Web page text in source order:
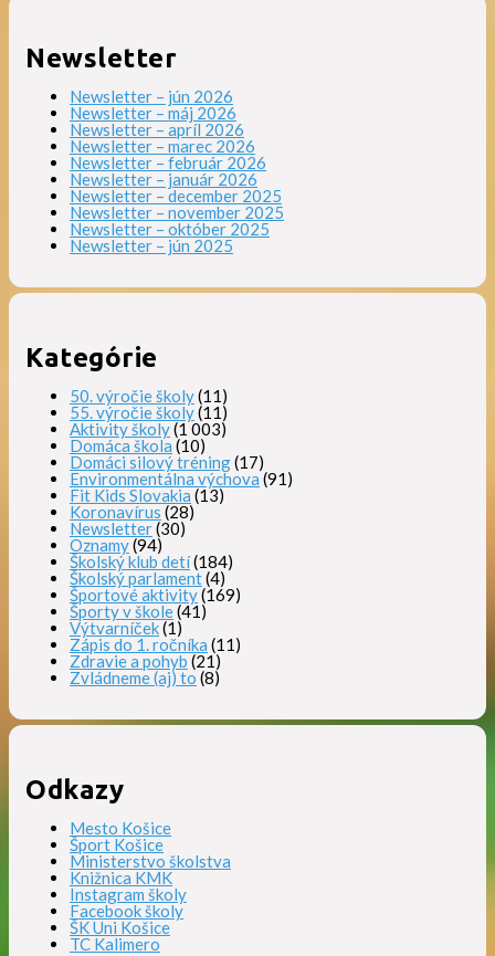
Newsletter
Newsletter – jún 2026
Newsletter – máj 2026
Newsletter – apríl 2026
Newsletter – marec 2026
Newsletter – február 2026
Newsletter – január 2026
Newsletter – december 2025
Newsletter – november 2025
Newsletter – október 2025
Newsletter – jún 2025
Kategórie
50. výročie školy(11)
55. výročie školy(11)
Aktivity školy(1 003)
Domáca škola (10)
Domáci silový tréning(17)
Environmentálna výchova (91)
Fit Kids Slovakia (13)
Koronavírus (28)
Newsletter(30)
Oznamy(94)
Školský klub detí(184)
Školský parlament(4)
Športové aktivity(169)
Športy v škole(41)
Výtvarníček(1)
Zápis do 1. ročníka (11)
Zdravie a pohyb (21)
Zvládneme (aj) to (8)
Odkazy
Mesto Košice
Šport Košice
Ministerstvo školstva
Knižnica KMK
Instagram školy
Facebook školy
ŠK Uni Košice
TC Kalimero